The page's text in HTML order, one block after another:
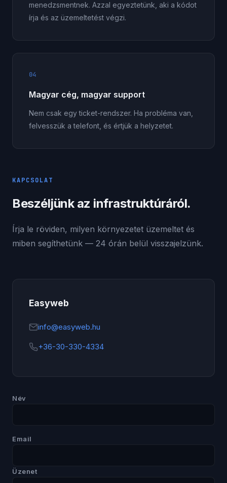
menedzsmentnek. Azzal egyeztetünk, aki a kódot
írja és az üzemeltetést végzi.
04
Magyar cég, magyar support
Nem csak egy ticket-rendszer. Ha probléma van,
felvesszük a telefont, és értjük a helyzetet.
KAPCSOLAT
Beszéljünk az infrastruktúráról.
Írja le röviden, milyen környezetet üzemeltet és
miben segíthetünk — 24 órán belül visszajelzünk.
Easyweb
info@easyweb.hu
+36-30-330-4334
Név
Email
Üzenet